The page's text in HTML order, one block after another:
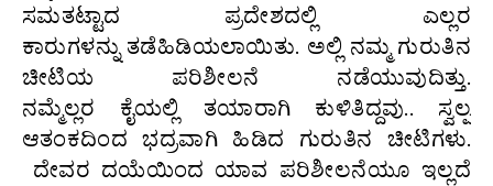
ಸಮತಟ್ಟಾದ ಪ್ರದೇಶದಲ್ಲಿ ಎಲ್ಲರ
ಕಾರುಗಳನ್ನು ತಡೆಹಿಡಿಯಲಾಯಿತು. ಅಲ್ಲಿ ನಮ್ಮ ಗುರುತಿನ
ಚೀಟಿಯ ಪರಿಶೀಲನೆ ನಡೆಯುವುದಿತ್ತು.
ನಮ್ಮೆಲ್ಲರ ಕೈಯಲ್ಲಿ ತಯಾರಾಗಿ ಕುಳಿತಿದ್ದವು.. ಸ್ವಲ್ಪ
ಆತಂಕದಿಂದ ಭದ್ರವಾಗಿ ಹಿಡಿದ ಗುರುತಿನ ಚೀಟಿಗಳು.
ದೇವರ ದಯೆಯಿಂದ ಯಾವ ಪರಿಶೀಲನೆಯೂ ಇಲ್ಲದೆ